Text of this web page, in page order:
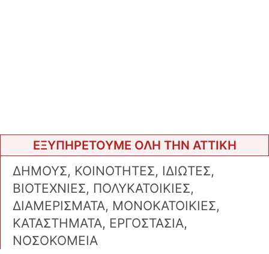
ΕΞΥΠΗΡΕΤΟΥΜΕ ΟΛΗ ΤΗΝ ΑΤΤΙΚΗ
ΔΗΜΟΥΣ, ΚΟΙΝΟΤΗΤΕΣ, ΙΔΙΩΤΕΣ,
ΒΙΟΤΕΧΝΙΕΣ, ΠΟΛΥΚΑΤΟΙΚΙΕΣ,
ΔΙΑΜΕΡΙΣΜΑΤΑ, ΜΟΝΟΚΑΤΟΙΚΙΕΣ,
ΚΑΤΑΣΤΗΜΑΤΑ, ΕΡΓΟΣΤΑΣΙΑ,
ΝΟΣΟΚΟΜΕΙΑ